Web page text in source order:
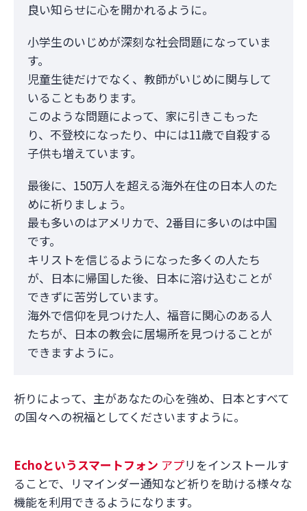
良い知らせに心を開かれるように。
小学生のいじめが深刻な社会問題になっていま
す。
児童生徒だけでなく、教師がいじめに関与して
いることもあります。
このような問題によって、家に引きこもった
り、不登校になったり、中には11歳で自殺する
子供も増えています。
最後に、150万人を超える海外在住の日本人のた
めに祈りましょう。
最も多いのはアメリカで、2番目に多いのは中国
です。
キリストを信じるようになった多くの人たち
が、日本に帰国した後、日本に溶け込むことが
できずに苦労しています。
海外で信仰を見つけた人、福音に関心のある人
たちが、日本の教会に居場所を見つけることが
できますように。
祈りによって、主があなたの心を強め、日本とすべて
の国々への祝福としてくださいますように。
Echoというスマートフォン アプリをインストールす
ることで、リマインダー通知など祈りを助ける様々な
機能を利用できるようになります。